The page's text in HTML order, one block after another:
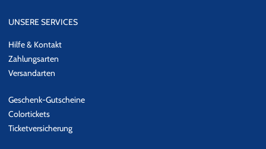
UNSERE SERVICES
Hilfe & Kontakt
Zahlungsarten
Versandarten
Geschenk-Gutscheine
Colortickets
Ticketversicherung